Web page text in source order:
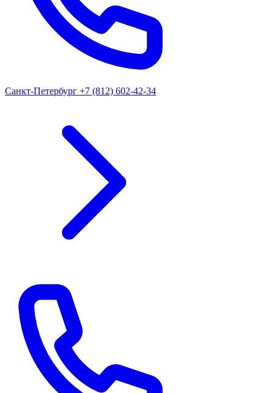
Санкт-Петербург +7 (812) 602-42-34